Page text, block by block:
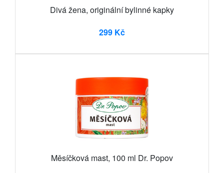
Divá žena, originální bylinné kapky
299 Kč
Měsíčková mast, 100 ml Dr. Popov